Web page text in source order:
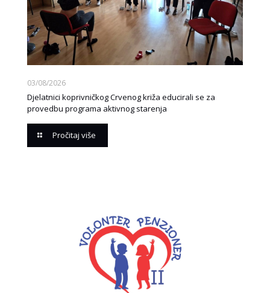
03/08/2026
Djelatnici koprivničkog Crvenog križa educirali se za
provedbu programa aktivnog starenja
Pročitaj više